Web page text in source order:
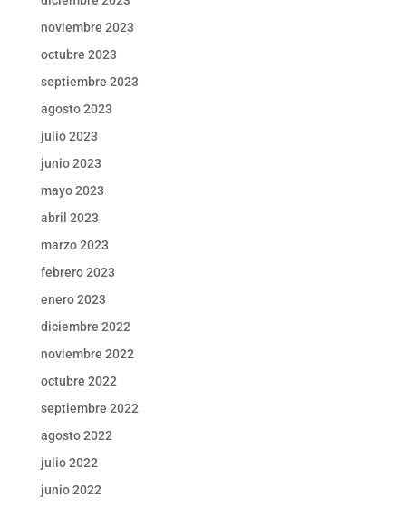
noviembre 2023
octubre 2023
septiembre 2023
agosto 2023
julio 2023
junio 2023
mayo 2023
abril 2023
marzo 2023
febrero 2023
enero 2023
diciembre 2022
noviembre 2022
octubre 2022
septiembre 2022
agosto 2022
julio 2022
junio 2022